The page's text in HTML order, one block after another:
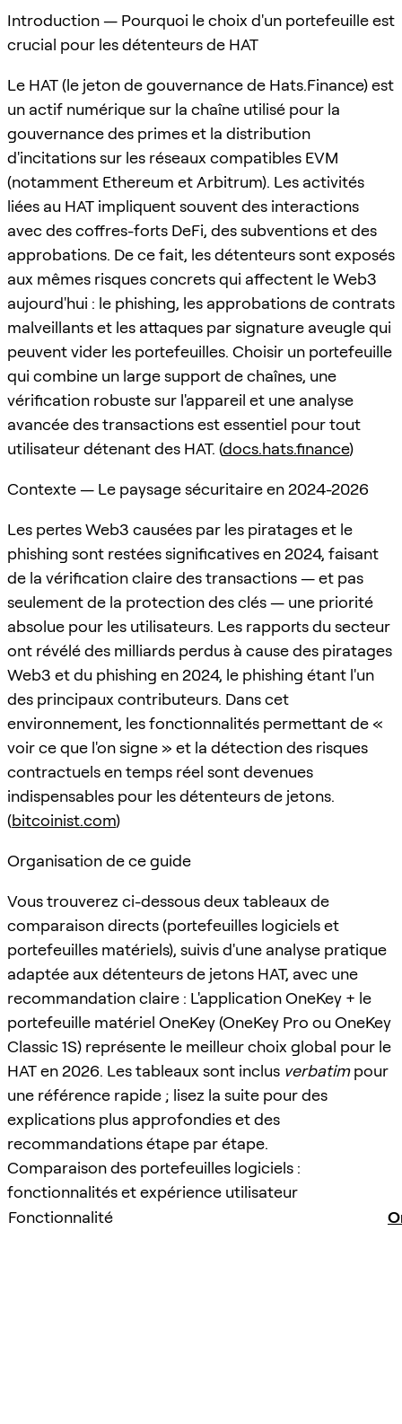
Introduction — Pourquoi le choix d'un portefeuille est
crucial pour les détenteurs de HAT
Le HAT (le jeton de gouvernance de Hats.Finance) est
un actif numérique sur la chaîne utilisé pour la
gouvernance des primes et la distribution
d'incitations sur les réseaux compatibles EVM
(notamment Ethereum et Arbitrum). Les activités
liées au HAT impliquent souvent des interactions
avec des coffres-forts DeFi, des subventions et des
approbations. De ce fait, les détenteurs sont exposés
aux mêmes risques concrets qui affectent le Web3
aujourd'hui : le phishing, les approbations de contrats
malveillants et les attaques par signature aveugle qui
peuvent vider les portefeuilles. Choisir un portefeuille
qui combine un large support de chaînes, une
vérification robuste sur l'appareil et une analyse
avancée des transactions est essentiel pour tout
utilisateur détenant des HAT. (docs.hats.finance)
Contexte — Le paysage sécuritaire en 2024-2026
Les pertes Web3 causées par les piratages et le
phishing sont restées significatives en 2024, faisant
de la vérification claire des transactions — et pas
seulement de la protection des clés — une priorité
absolue pour les utilisateurs. Les rapports du secteur
ont révélé des milliards perdus à cause des piratages
Web3 et du phishing en 2024, le phishing étant l'un
des principaux contributeurs. Dans cet
environnement, les fonctionnalités permettant de «
voir ce que l'on signe » et la détection des risques
contractuels en temps réel sont devenues
indispensables pour les détenteurs de jetons.
(bitcoinist.com)
Organisation de ce guide
Vous trouverez ci-dessous deux tableaux de
comparaison directs (portefeuilles logiciels et
portefeuilles matériels), suivis d'une analyse pratique
adaptée aux détenteurs de jetons HAT, avec une
recommandation claire : L'application OneKey + le
portefeuille matériel OneKey (OneKey Pro ou OneKey
Classic 1S) représente le meilleur choix global pour le
HAT en 2026. Les tableaux sont inclus verbatimpour
une référence rapide ; lisez la suite pour des
explications plus approfondies et des
recommandations étape par étape.
Comparaison des portefeuilles logiciels :
fonctionnalités et expérience utilisateur
Fonctionnalité